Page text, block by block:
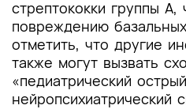
стрептококки группы А,
повреждению
отметить, что другие
также могут вызвать
«педиатрический острый
нейропсихиатрический